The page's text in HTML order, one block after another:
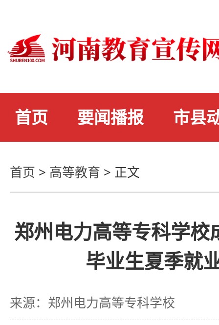
首页 要闻播报 市县
首页 > 高等教育 > 正文
郑州电力高等专科学
毕业生夏季就
来源：郑州电力高等专科学校